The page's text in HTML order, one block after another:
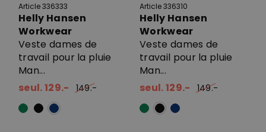
Article 336333
Helly Hansen
Workwear
Veste dames de
travail pour la pluie
Man...
seul. 129.-
149.-
Article 336310
Helly Hansen
Workwear
Veste dames de
travail pour la pluie
Man...
seul. 129.-
149.-